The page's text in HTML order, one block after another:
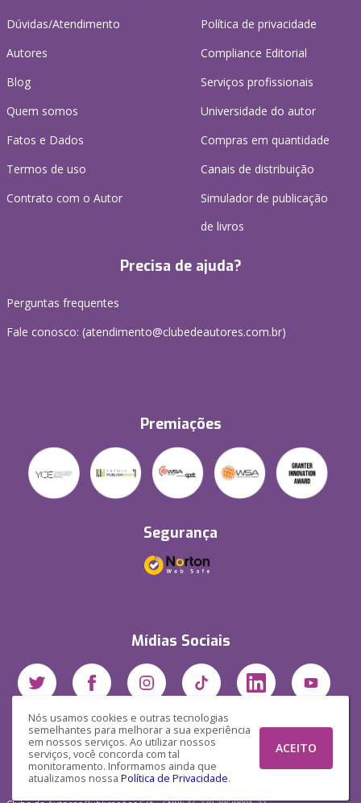
Nós usamos cookies e outras tecnologias
semelhantes para melhorar a sua experiência
em nossos serviços. Ao utilizar nossos
serviços, você concorda com tal
monitoramento. Informamos ainda que
atualizamos nossa Política de Privacidade.
ACEITO
Dúvidas/Atendimento
Autores
Blog
Quem somos
Fatos e Dados
Termos de uso
Contrato com o Autor
Política de privacidade
Compliance Editorial
Serviços profissionais
Universidade do autor
Compras em quantidade
Canais de distribuição
Simulador de publicação
de livros
Precisa de ajuda?
Perguntas frequentes
Fale conosco: (atendimento@clubedeautores.com.br)
Premiações
Segurança
Mídias Sociais